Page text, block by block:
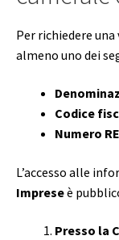
Per richiedere
almeno uno dei
Codice
Numero
L’accesso alle
Impreseè
Presso la